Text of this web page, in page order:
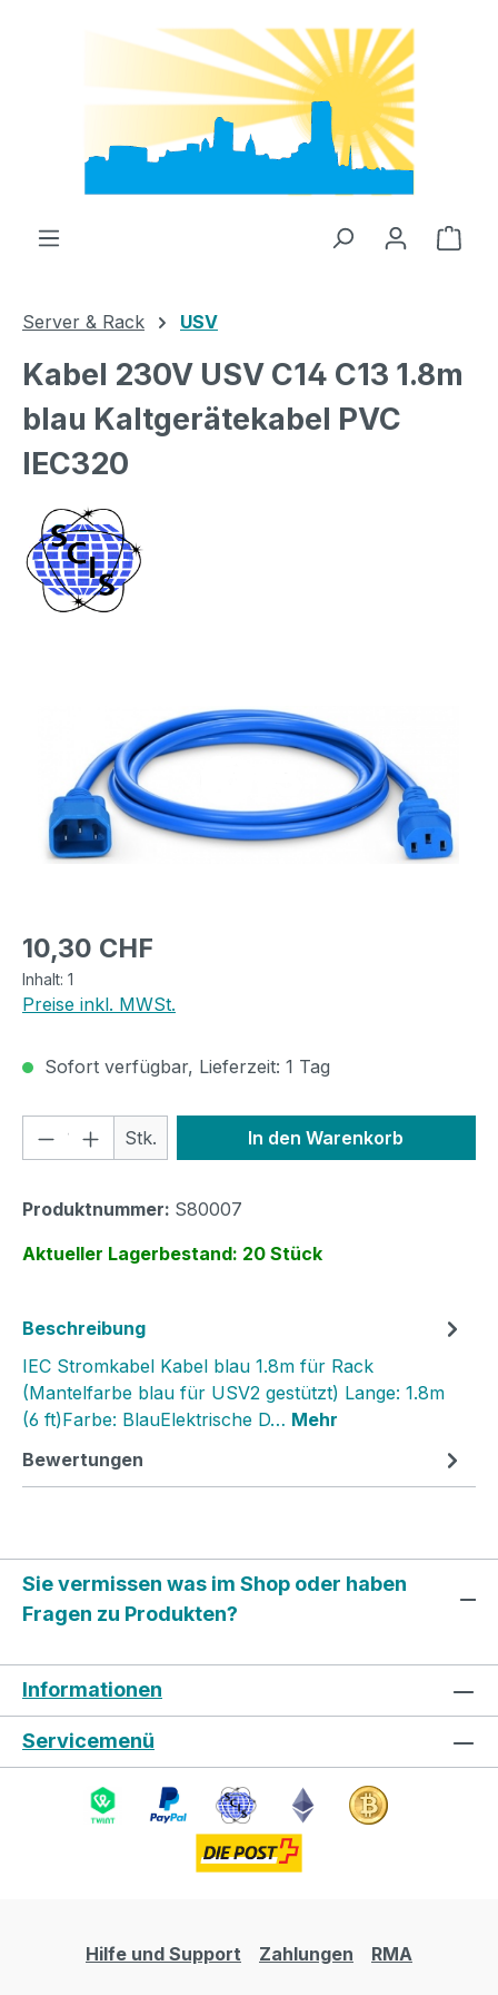
Zum Hauptinhalt springen
Server & Rack USV
Kabel 230V USV C14 C13 1.8m
blau Kaltgerätekabel PVC
IEC320
Regulärer Preis:
10,30 CHF
Inhalt: 1
Preise inkl. MWSt.
Sofort verfügbar, Lieferzeit: 1 Tag
Produkt Anzahl: Gib den
Stk. In den Warenkorb
Produktnummer: S80007
Aktueller Lagerbestand: 20 Stück
Beschreibung
IEC Stromkabel Kabel blau 1.8m für Rack
(Mantelfarbe blau für USV2 gestützt) Lange: 1.8m
(6 ft)Farbe: BlauElektrische D… Mehr
Bewertungen
Sie vermissen was im Shop oder haben
Fragen zu Produkten?
Informationen
Servicemenü
Hilfe und Support Zahlungen RMA